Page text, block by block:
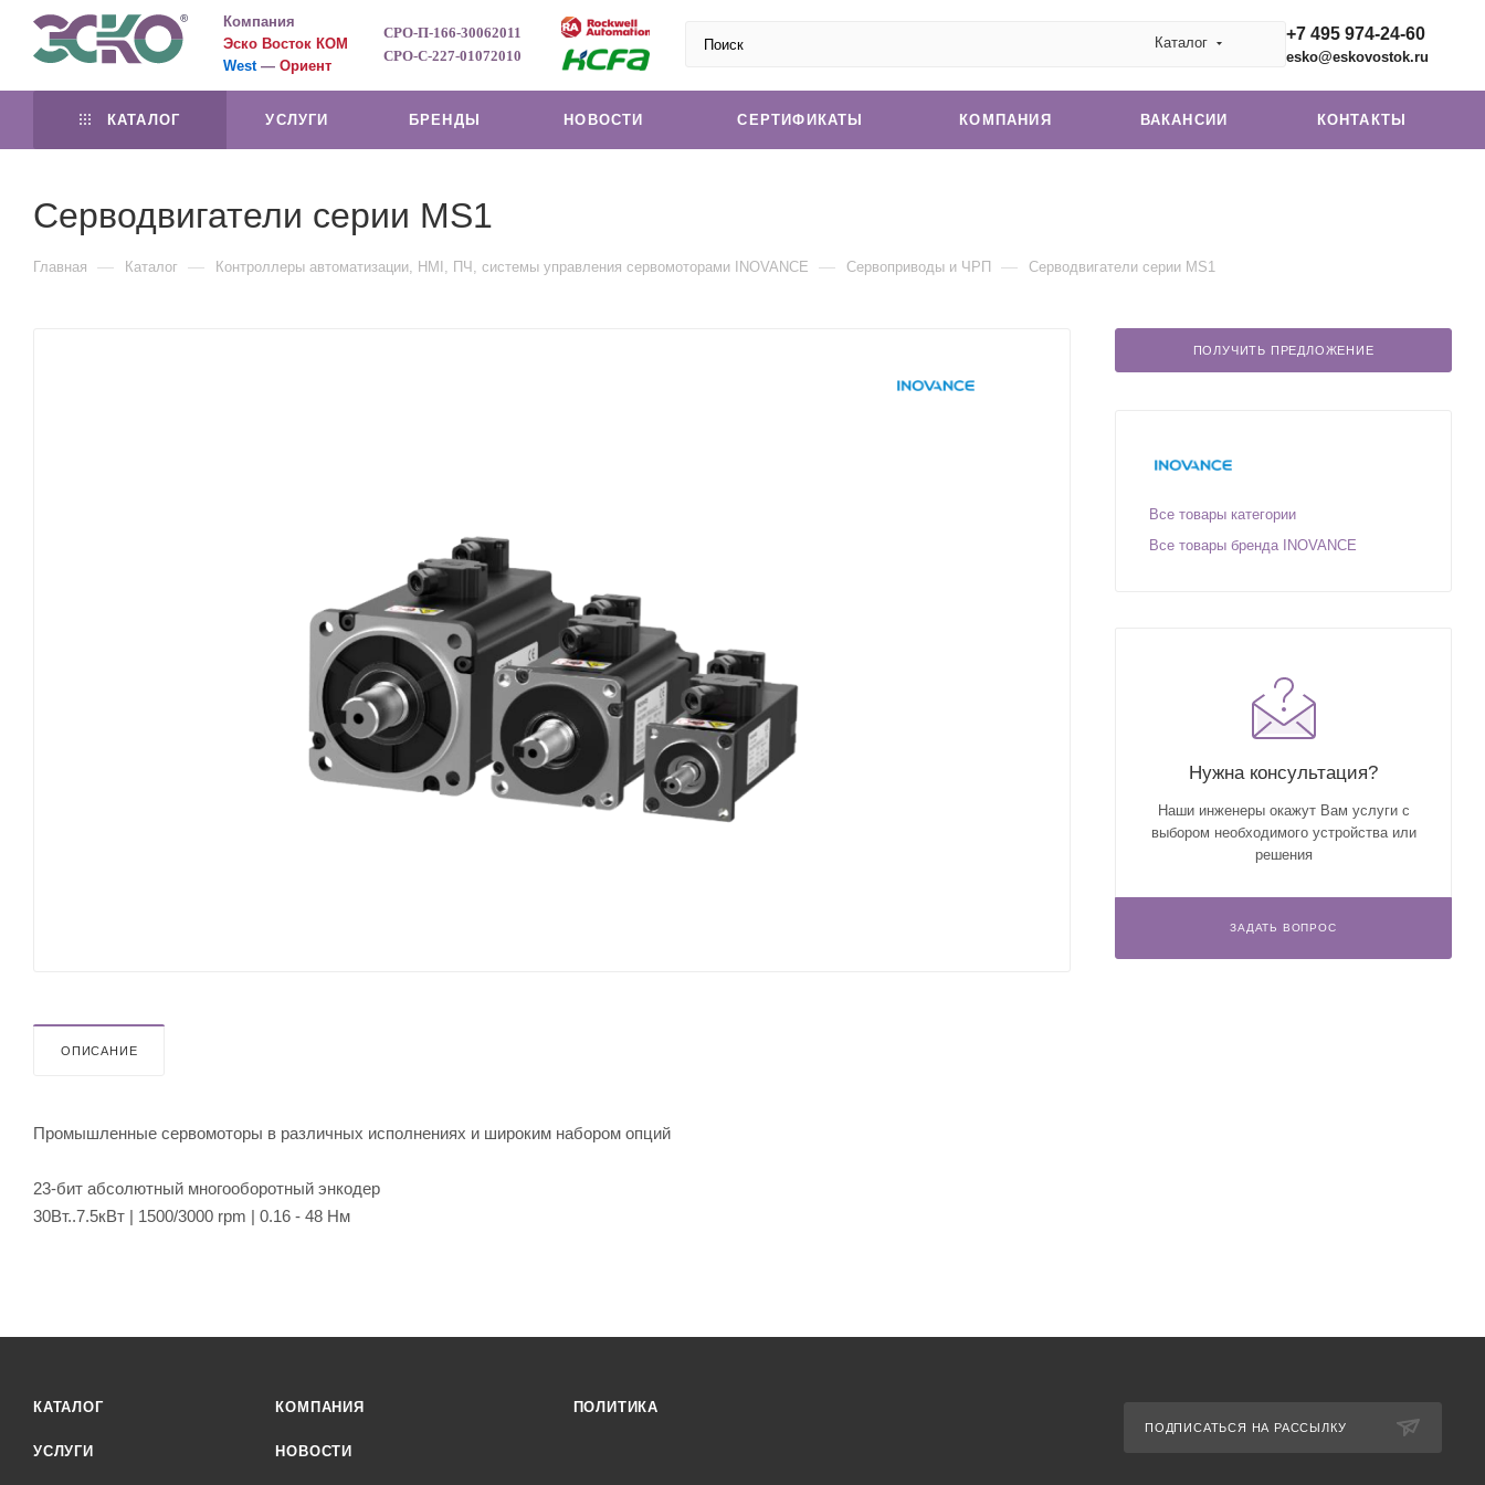
Компания
Эско Восток КОМ
West— Ориент
СРО-П-166-30062011
СРО-С-227-01072010
+7 495 974-24-60
esko@eskovostok.ru
Каталог
КАТАЛОГ УСЛУГИ БРЕНДЫ НОВОСТИ СЕРТИФИКАТЫ КОМПАНИЯ ВАКАНСИИ КОНТАКТЫ
Серводвигатели серии MS1
Главная — Каталог — Контроллеры автоматизации, HMI, ПЧ, системы управления сервомоторами INOVANCE — Сервоприводы и ЧРП — Серводвигатели серии MS1
ОПИСАНИЕ
Промышленные сервомоторы в различных исполнениях и широким набором опций
23-бит абсолютный многооборотный энкодер
30Вт..7.5кВт | 1500/3000 rpm | 0.16 - 48 Нм
ПОЛУЧИТЬ ПРЕДЛОЖЕНИЕ
Все товары категории
Все товары бренда INOVANCE
Нужна консультация?
Наши инженеры окажут Вам услуги с
выбором необходимого устройства или
решения
ЗАДАТЬ ВОПРОС
КАТАЛОГ
УСЛУГИ
КОМПАНИЯ
НОВОСТИ
ПОЛИТИКА
ПОДПИСАТЬСЯ НА РАССЫЛКУ